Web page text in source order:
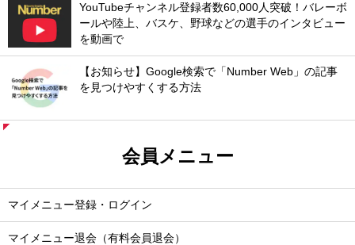
YouTubeチャンネル登録者数60,000人突破！バレーボ
ールや陸上、バスケ、野球などの選手のインタビュー
を動画で
【お知らせ】Google検索で「Number Web」の記事
を見つけやすくする方法
会員メニュー
マイメニュー登録・ログイン
マイメニュー退会（有料会員退会）